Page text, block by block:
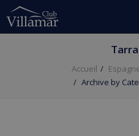
Accueil
Archive by